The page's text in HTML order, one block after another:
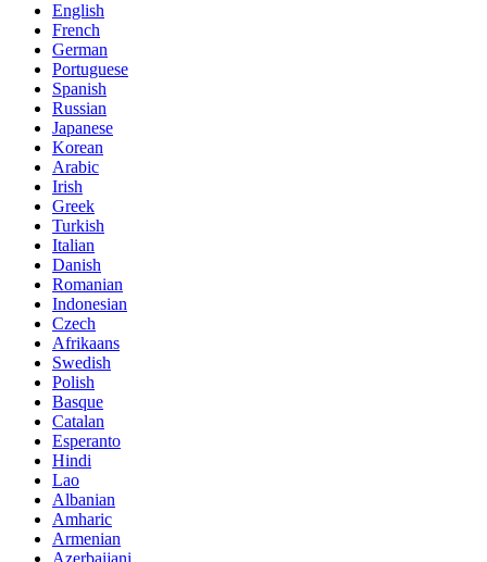
English
French
German
Portuguese
Spanish
Russian
Japanese
Korean
Arabic
Irish
Greek
Turkish
Italian
Danish
Romanian
Indonesian
Czech
Afrikaans
Swedish
Polish
Basque
Catalan
Esperanto
Hindi
Lao
Albanian
Amharic
Armenian